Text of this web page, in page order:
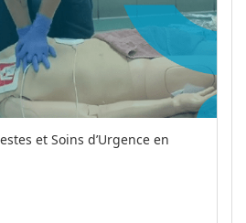
et Soins d’Urgence en